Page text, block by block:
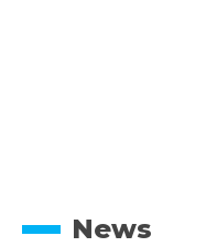
News